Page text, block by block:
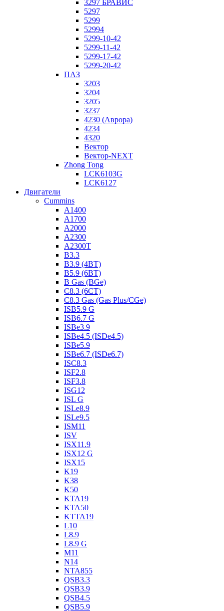
3297 БРАВИС
5297
5299
52994
5299-10-42
5299-11-42
5299-17-42
5299-20-42
ПАЗ
3203
3204
3205
3237
4230 (Аврора)
4234
4320
Вектор
Вектор-NEXT
Zhong Tong
LCK6103G
LCK6127
Двигатели
Cummins
A1400
A1700
A2000
A2300
A2300T
B3.3
B3.9 (4BT)
B5.9 (6BT)
B Gas (BGe)
C8.3 (6CT)
C8.3 Gas (Gas Plus/CGe)
ISB5.9 G
ISB6.7 G
ISBe3.9
ISBe4.5 (ISDe4.5)
ISBe5.9
ISBe6.7 (ISDe6.7)
ISC8.3
ISF2.8
ISF3.8
ISG12
ISL G
ISLe8.9
ISLe9.5
ISM11
ISV
ISX11.9
ISX12 G
ISX15
K19
K38
K50
KTA19
KTA50
KTTA19
L10
L8.9
L8.9 G
M11
N14
NTA855
QSB3.3
QSB3.9
QSB4.5
QSB5.9